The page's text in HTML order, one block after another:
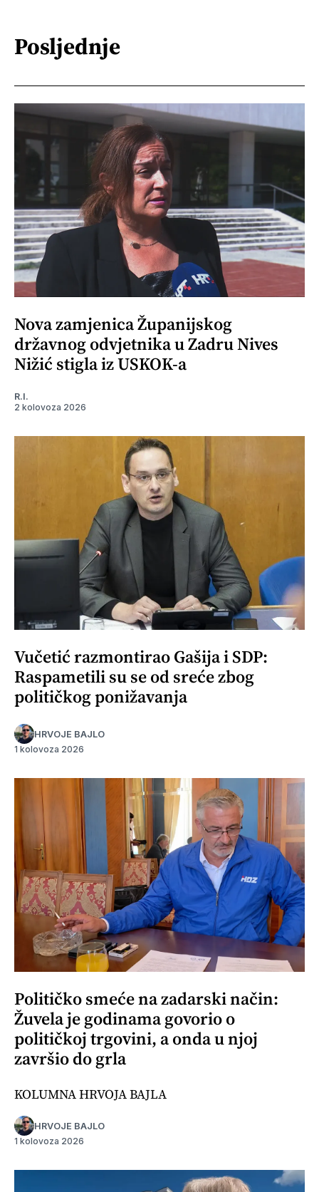
Posljednje
Nova zamjenica Županijskog
državnog odvjetnika u Zadru Nives
Nižić stigla iz USKOK-a
R.I.
2 kolovoza 2026
Vučetić razmontirao Gašija i SDP:
Raspametili su se od sreće zbog
političkog ponižavanja
HRVOJE BAJLO
1 kolovoza 2026
Političko smeće na zadarski način:
Žuvela je godinama govorio o
političkoj trgovini, a onda u njoj
završio do grla
KOLUMNA HRVOJA BAJLA
HRVOJE BAJLO
1 kolovoza 2026